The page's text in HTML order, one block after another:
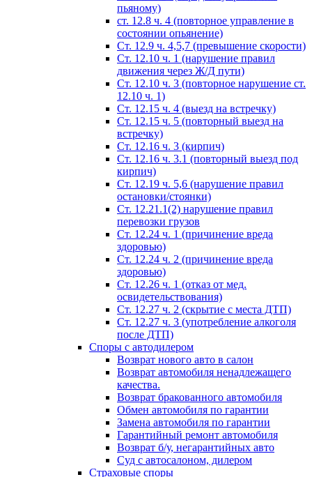
пьяному)
ст. 12.8 ч. 4 (повторное управление в
состоянии опьянение)
Ст. 12.9 ч. 4,5,7 (превышение скорости)
Ст. 12.10 ч. 1 (нарушение правил
движения через Ж/Д пути)
Ст. 12.10 ч. 3 (повторное нарушение ст.
12.10 ч. 1)
Ст. 12.15 ч. 4 (выезд на встречку)
Ст. 12.15 ч. 5 (повторный выезд на
встречку)
Ст. 12.16 ч. 3 (кирпич)
Ст. 12.16 ч. 3.1 (повторный выезд под
кирпич)
Ст. 12.19 ч. 5,6 (нарушение правил
остановки/стоянки)
Ст. 12.21.1(2) нарушение правил
перевозки грузов
Ст. 12.24 ч. 1 (причинение вреда
здоровью)
Ст. 12.24 ч. 2 (причинение вреда
здоровью)
Ст. 12.26 ч. 1 (отказ от мед.
освидетельствования)
Ст. 12.27 ч. 2 (скрытие с места ДТП)
Ст. 12.27 ч. 3 (употребление алкоголя
после ДТП)
Споры с автодилером
Возврат нового авто в салон
Возврат автомобиля ненадлежащего
качества.
Возврат бракованного автомобиля
Обмен автомобиля по гарантии
Замена автомобиля по гарантии
Гарантийный ремонт автомобиля
Возврат б/у, негарантийных авто
Суд с автосалоном, дилером
Страховые споры